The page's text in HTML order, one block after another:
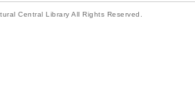
Central Library All Rights Reserved.